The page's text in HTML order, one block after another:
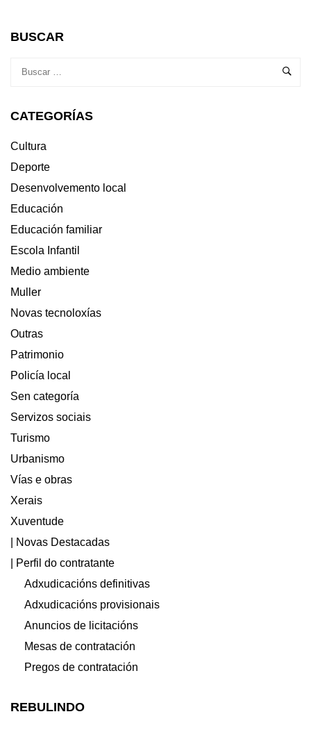
A
SEGUNDO
PARA
RECEPCIÓN
SINAL
TDT
BUSCAR
CATEGORÍAS
Cultura
Deporte
Desenvolvemento local
Educación
Educación familiar
Escola Infantil
Medio ambiente
Muller
Novas tecnoloxías
Outras
Patrimonio
Policía local
Sen categoría
Servizos sociais
Turismo
Urbanismo
Vías e obras
Xerais
Xuventude
| Novas Destacadas
| Perfil do contratante
Adxudicacións definitivas
Adxudicacións provisionais
Anuncios de licitacións
Mesas de contratación
Pregos de contratación
REBULINDO